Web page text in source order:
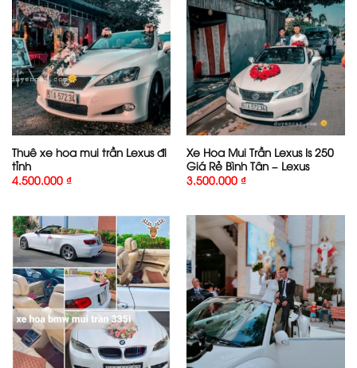
Thuê xe hoa mui trần Lexus đi
tỉnh
4.500.000 ₫
Xe Hoa Mui Trần Lexus Is 250
Giá Rẻ Bình Tân – Lexus
3.500.000 ₫